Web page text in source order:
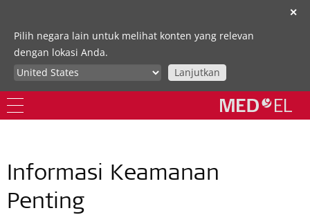
✕
Pilih negara lain untuk melihat konten yang relevan
dengan lokasi Anda.
Lanjutkan
Informasi Keamanan
Penting